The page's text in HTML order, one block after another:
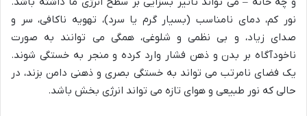
نور کم، دمای نامناسب (بسیار گرم یا سرد)، تهویه ناکافی، سر و
صدای زیاد، و بی نظمی و شلوغی، همگی می توانند به صورت
ناخودآگاه بر بدن و ذهن فشار وارد کرده و منجر به خستگی شوند.
یک فضای نامرتب می تواند به خستگی بصری و ذهنی دامن بزند، در
حالی که نور طبیعی و هوای تازه می تواند انرژی بخش باشد.